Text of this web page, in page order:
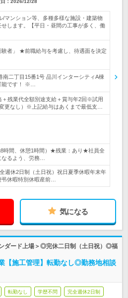
： 2026/12/28
/マンション等、多種多様な施設・建築物
します。【平日・昼間の工事が多く、働
験者」 ★前職給与を考慮し、待遇面を決定
南二丁目15番1号 品川インターシティA棟
能です！ ※…
＋残業代全額別途支給＋賞与年2回※試用
更なし）※上記給与はあくまで最低支…
8時間、休憩1時間）★残業：あり★社員全
るよう、労務…
週休2日制（土日祝）祝日夏季休暇年末年
休暇特別休暇産前…
気になる
ダード上場＞◎完休二日制（土日祝）◎福
【施工管理】転勤なし◎勤務地相談
転勤なし 学歴不問 完全週休2日制